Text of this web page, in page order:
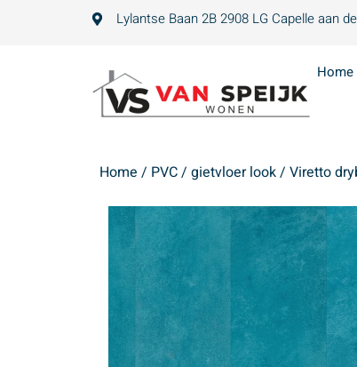
Lylantse Baan 2B 2908 LG Capelle aan
Home
Home / PVC/ gietvloer look/ Viretto